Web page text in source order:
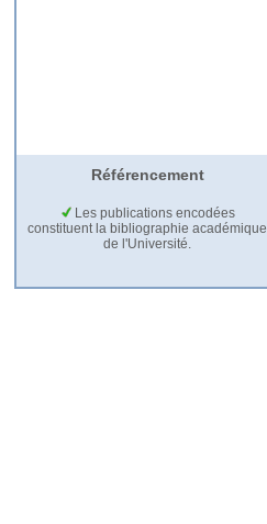
Référencement
Les publications encodées
constituent la bibliographie académique
de l'Université.